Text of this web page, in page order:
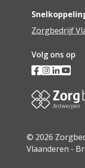
Zorgbedrijf
Volg ons op
© 2026
Vlaanderen -